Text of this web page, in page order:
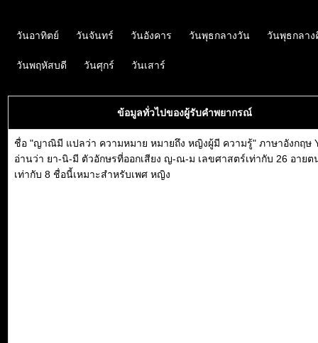
วันอาทิตย์ วันจันทร์ วันอังคาร วันพุธกลางวัน วันพุธกลา
วันพฤหัสบดี วันศุกร์ วันเสาร์
ข้อมูลทั่วไปของผู้รับคำพยากรณ์
ชื่อ "ญาณิมี แปลว่า ความหมาย หมายถึง หญิงผู้มี ความรู้" ภาษาอังกฤษ
อ่านว่า ยา-นิ-มี ตัวอักษรที่ออกเสียง ญ-ณ-ม เลขศาสตร์เท่ากับ 26 อายต
เท่ากับ 8 ชื่อนี้เหมาะสำหรับเพศ หญิง